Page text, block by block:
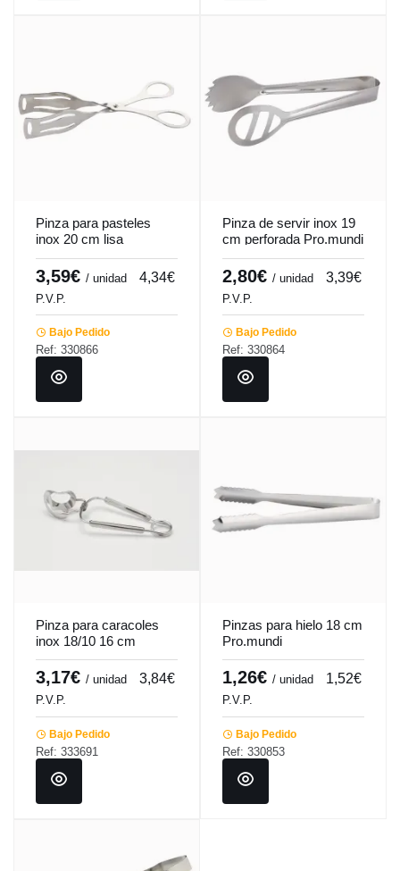
Pinza para pasteles
inox 20 cm lisa
Pro.mundi
3,59€ / unidad 4,34€
P.V.P.
Bajo Pedido
Ref: 330866
Pinza de servir inox 19
cm perforada Pro.mundi
2,80€ / unidad 3,39€
P.V.P.
Bajo Pedido
Ref: 330864
Pinza para caracoles
inox 18/10 16 cm
Pro.mundi
3,17€ / unidad 3,84€
P.V.P.
Bajo Pedido
Ref: 333691
Pinzas para hielo 18 cm
Pro.mundi
1,26€ / unidad 1,52€
P.V.P.
Bajo Pedido
Ref: 330853